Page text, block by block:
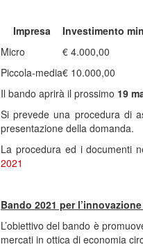
Impresa Investimento
Micro
€ 4.000,00
Piccola-media€ 10.000,00
Il bando aprirà il prossimo 19
Si prevede una procedura di
presentazione della domanda.
La procedura ed i documenti
2021
Bando 2021 per
L’obiettivo del bando è
mercati in ottica di economia